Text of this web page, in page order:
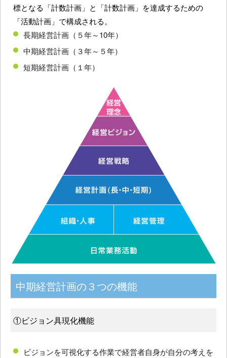
標となる「計数計画」と「計数計画」を達成するための
「活動計画」で構成される。
長期経営計画（５年～10年）
中期経営計画（３年～５年）
短期経営計画（１年）
中期経営計画の３つの機能
①ビジョン具現化機能
ビジョンを可視化する作業で経営者自身が自分の考えを